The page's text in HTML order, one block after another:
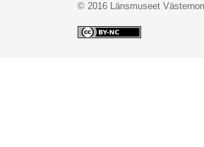
© 2016 Länsmuseet